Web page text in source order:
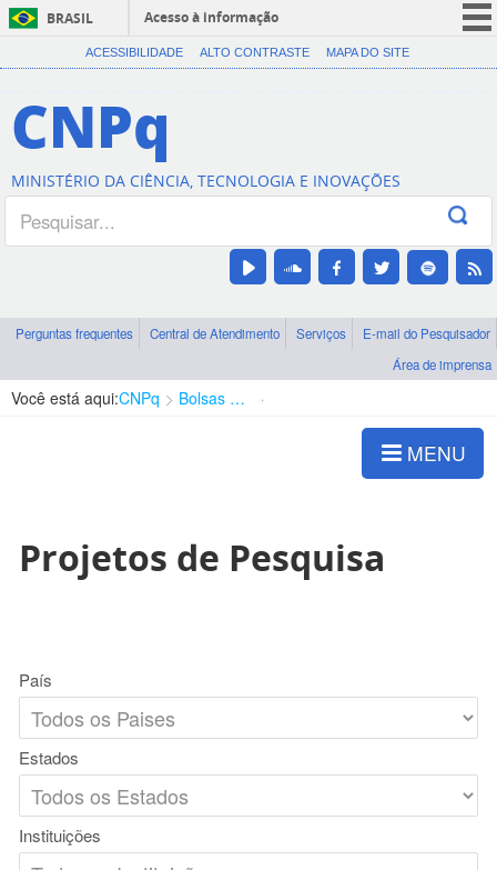
BRASIL
Acesso à informação
CORONAVÍRUS (COVID-19)
Canais
ACESSIBILIDADE ALTO CONTRASTE MAPA DO SITE
CNPq
MINISTÉRIO DA CIÊNCIA, TECNOLOGIA E INOVAÇÕES
Perguntas frequentes Central de Atendimento Serviços
E-mail do Pesquisador
Área de imprensa
Você está aqui:CNPq Bolsas e Auxílios Vigentes
MENU
Projetos de Pesquisa
País
Estados
Instituições